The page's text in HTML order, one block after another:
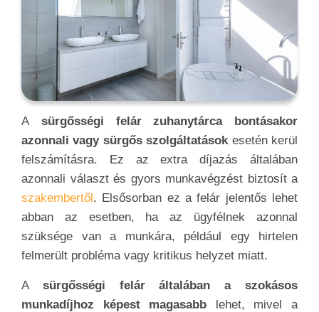
A sürgősségi felár zuhanytárca bontásakor
azonnali vagy sürgős szolgáltatásokesetén kerül
felszámításra. Ez az extra díjazás általában
azonnali választ és gyors munkavégzést biztosít a
szakembertől. Elsősorban ez a felár jelentős lehet
abban az esetben, ha az ügyfélnek azonnal
szüksége van a munkára, például egy hirtelen
felmerült probléma vagy kritikus helyzet miatt.
A sürgősségi felár általában a szokásos
munkadíjhoz képest magasabb lehet, mivel a